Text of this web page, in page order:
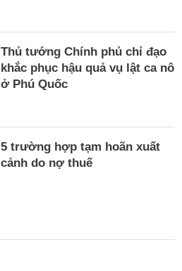
Thủ tướng Chính phủ chỉ đạo
khắc phục hậu quả vụ lật ca nô
ở Phú Quốc
5 trường hợp tạm hoãn xuất
cảnh do nợ thuế